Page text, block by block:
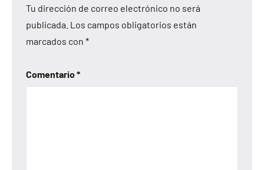
Tu dirección de correo electrónico no será
publicada. Los campos obligatorios están
marcados con *
Comentario*